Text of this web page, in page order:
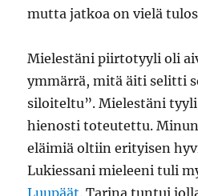
mutta jatkoa on vielä
Mielestäni piirtotyyli oli
ymmärrä, mitä äiti selitti
siloiteltu”. Mielestäni
hienosti toteutettu.
eläimiä oltiin erityisen
Lukiessani mieleeni tuli
Luupäät. Tarina tuntui